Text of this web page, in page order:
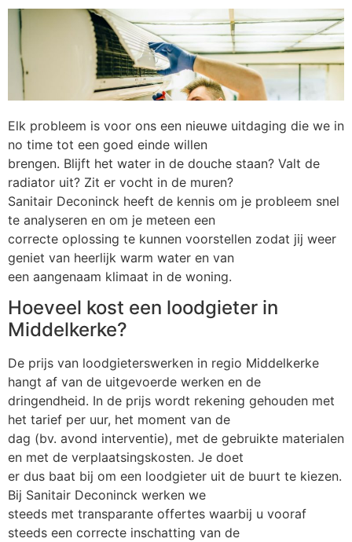
Elk probleem is voor ons een nieuwe uitdaging die we in
no time tot een goed einde willen
brengen. Blijft het water in de douche staan? Valt de
radiator uit? Zit er vocht in de muren?
Sanitair Deconinck heeft de kennis om je probleem snel
te analyseren en om je meteen een
correcte oplossing te kunnen voorstellen zodat jij weer
geniet van heerlijk warm water en van
een aangenaam klimaat in de woning.
Hoeveel kost een loodgieter in
Middelkerke?
De prijs van loodgieterswerken in regio Middelkerke
hangt af van de uitgevoerde werken en de
dringendheid. In de prijs wordt rekening gehouden met
het tarief per uur, het moment van de
dag (bv. avond interventie), met de gebruikte materialen
en met de verplaatsingskosten. Je doet
er dus baat bij om een loodgieter uit de buurt te kiezen.
Bij Sanitair Deconinck werken we
steeds met transparante offertes waarbij u vooraf
steeds een correcte inschatting van de